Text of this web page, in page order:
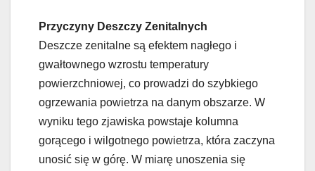
Przyczyny Deszczy Zenitalnych
Deszcze zenitalne są efektem nagłego i
gwałtownego wzrostu temperatury
powierzchniowej, co prowadzi do szybkiego
ogrzewania powietrza na danym obszarze. W
wyniku tego zjawiska powstaje kolumna
gorącego i wilgotnego powietrza, która zaczyna
unosić się w górę. W miarę unoszenia się